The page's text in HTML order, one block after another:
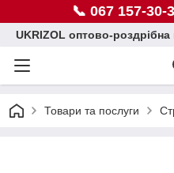
📞 067 157-30-
UKRIZOL оптово-роздрібна
Товари та послуги